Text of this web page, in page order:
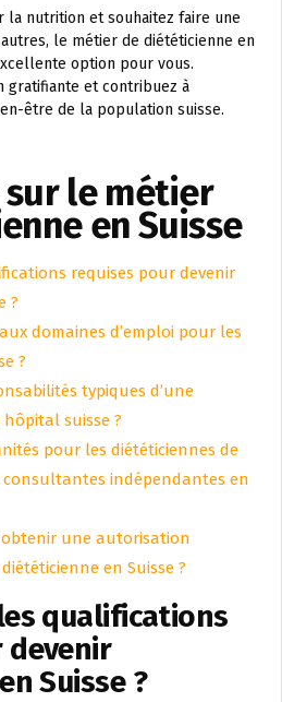
la nutrition et souhaitez faire une
le métier de diététicienne en
option pour vous.
gratifiante et contribuez à
être de la population suisse.
le métier
en Suisse
requises pour devenir
?
domaines d’emploi pour les
?
typiques d’une
suisse ?
pour les diététiciennes de
indépendantes en
obtenir une autorisation
en Suisse ?
qualifications
devenir
Suisse ?